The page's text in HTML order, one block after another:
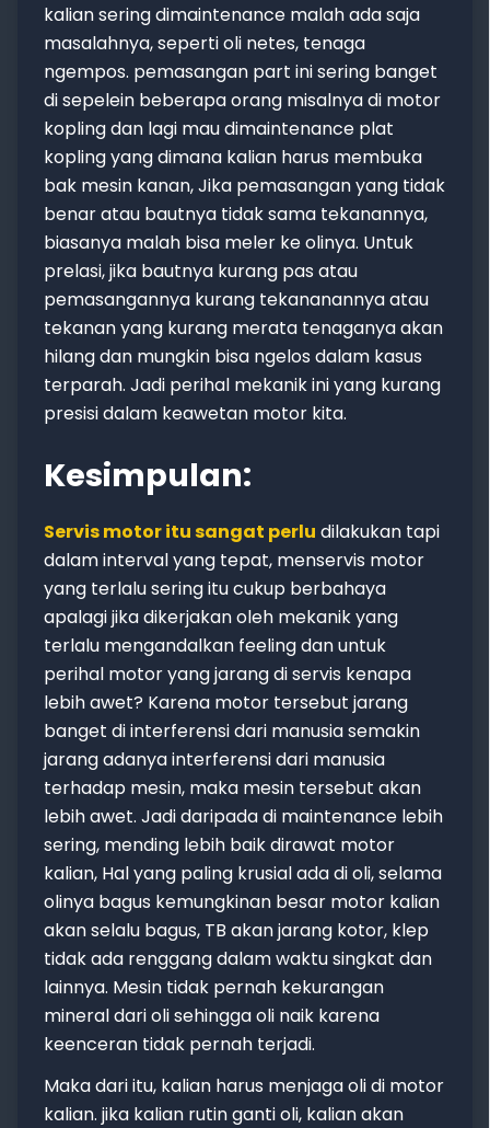
kalian sering dimaintenance malah ada saja
masalahnya, seperti oli netes, tenaga
ngempos. pemasangan part ini sering banget
di sepelein beberapa orang misalnya di motor
kopling dan lagi mau dimaintenance plat
kopling yang dimana kalian harus membuka
bak mesin kanan, Jika pemasangan yang tidak
benar atau bautnya tidak sama tekanannya,
biasanya malah bisa meler ke olinya. Untuk
prelasi, jika bautnya kurang pas atau
pemasangannya kurang tekananannya atau
tekanan yang kurang merata tenaganya akan
hilang dan mungkin bisa ngelos dalam kasus
terparah. Jadi perihal mekanik ini yang kurang
presisi dalam keawetan motor kita.
Kesimpulan:
Servis motor itu sangat perlu dilakukan tapi
dalam interval yang tepat, menservis motor
yang terlalu sering itu cukup berbahaya
apalagi jika dikerjakan oleh mekanik yang
terlalu mengandalkan feeling dan untuk
perihal motor yang jarang di servis kenapa
lebih awet? Karena motor tersebut jarang
banget di interferensi dari manusia semakin
jarang adanya interferensi dari manusia
terhadap mesin, maka mesin tersebut akan
lebih awet. Jadi daripada di maintenance lebih
sering, mending lebih baik dirawat motor
kalian, Hal yang paling krusial ada di oli, selama
olinya bagus kemungkinan besar motor kalian
akan selalu bagus, TB akan jarang kotor, klep
tidak ada renggang dalam waktu singkat dan
lainnya. Mesin tidak pernah kekurangan
mineral dari oli sehingga oli naik karena
keenceran tidak pernah terjadi.
Maka dari itu, kalian harus menjaga oli di motor
kalian. jika kalian rutin ganti oli, kalian akan